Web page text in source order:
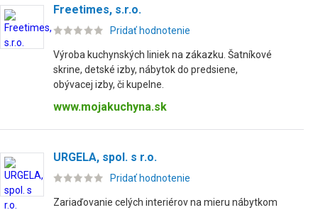
Freetimes, s.r.o.
Pridať hodnotenie
Výroba kuchynských liniek na zákazku. Šatníkové
skrine, detské izby, nábytok do predsiene,
obývacej izby, či kupelne.
www.mojakuchyna.sk
URGELA, spol. s r.o.
Pridať hodnotenie
Zariaďovanie celých interiérov na mieru nábytkom